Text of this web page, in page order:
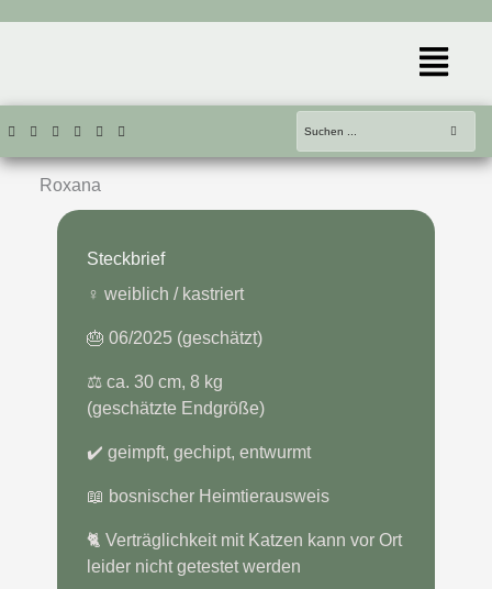
Menü
Roxana
Steckbrief
♀️ weiblich / kastriert
🎂 06/2025 (geschätzt)
⚖️ ca. 30 cm, 8 kg
(geschätzte Endgröße)
✔️ geimpft, gechipt, entwurmt
📖 bosnischer Heimtierausweis
🐈 Verträglichkeit mit Katzen kann vor Ort
leider nicht getestet werden